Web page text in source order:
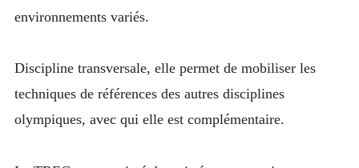
environnements variés.
Discipline transversale, elle permet de mobiliser les
techniques de références des autres disciplines
olympiques, avec qui elle est complémentaire.